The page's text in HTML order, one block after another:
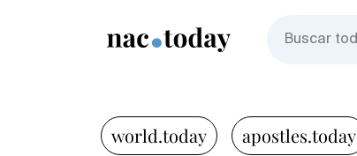
world.today apostles.today